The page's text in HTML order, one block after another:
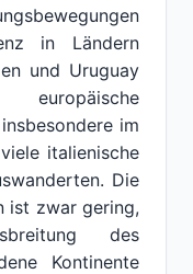
in Ländern
und Uruguay
im
italienische
Die
ist zwar gering,
des
Kontinente